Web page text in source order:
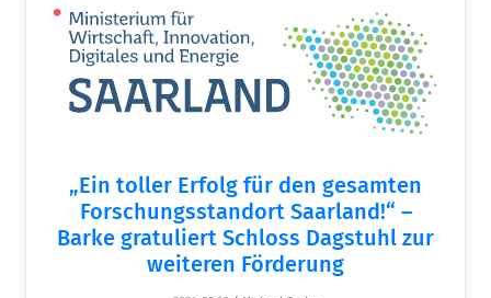
„Ein toller Erfolg für den gesamten
Forschungsstandort Saarland!“ –
Barke gratuliert Schloss Dagstuhl zur
weiteren Förderung